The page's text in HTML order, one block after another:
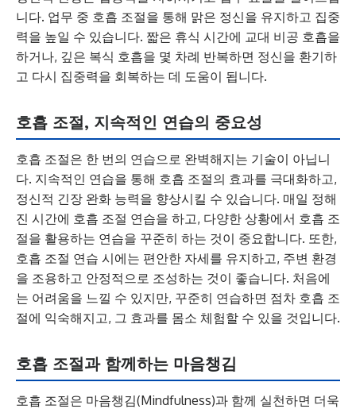
니다. 업무 중 호흡 조절을 통해 맑은 정신을 유지하고 집중
력을 높일 수 있습니다. 짧은 휴식 시간에 교대 비공 호흡을
하거나, 깊은 복식 호흡을 몇 차례 반복하면 정신을 환기하
고 다시 집중력을 회복하는 데 도움이 됩니다.
호흡 조절, 지속적인 연습의 중요성
호흡 조절은 한 번의 연습으로 완벽해지는 기술이 아닙니
다. 지속적인 연습을 통해 호흡 조절의 효과를 극대화하고,
정신적 긴장 완화 능력을 향상시킬 수 있습니다. 매일 정해
진 시간에 호흡 조절 연습을 하고, 다양한 상황에서 호흡 조
절을 활용하는 연습을 꾸준히 하는 것이 중요합니다. 또한,
호흡 조절 연습 시에는 편안한 자세를 유지하고, 주변 환경
을 조용하고 안정적으로 조성하는 것이 좋습니다. 처음에
는 어려움을 느낄 수 있지만, 꾸준히 연습하면 점차 호흡 조
절에 익숙해지고, 그 효과를 몸소 체험할 수 있을 것입니다.
호흡 조절과 함께하는 마음챙김
호흡 조절은 마음챙김(Mindfulness)과 함께 실천하면 더욱